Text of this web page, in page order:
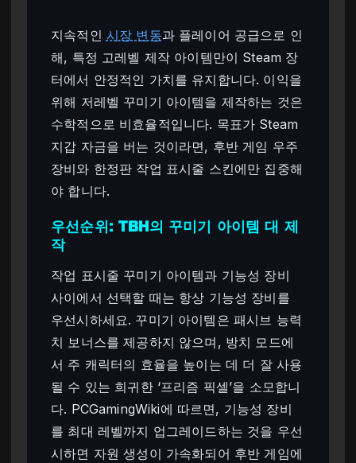
지속적인 시장 변동과 플레이어 공급으로 인
해, 특정 고레벨 제작 아이템만이 Steam 장
터에서 안정적인 가치를 유지합니다. 이익을
위해 저레벨 꾸미기 아이템을 제작하는 것은
수학적으로 비효율적입니다. 목표가 Steam
지갑 자금을 버는 것이라면, 후반 게임 우주
장비와 한정판 작업 표시줄 스킨에만 집중해
야 합니다.
우선순위: TBH의 꾸미기 아이템 대 제
작
작업 표시줄 꾸미기 아이템과 기능성 장비
사이에서 선택할 때는 항상 기능성 장비를
우선시하세요. 꾸미기 아이템은 패시브 능력
치 보너스를 제공하지 않으며, 방치 모드에
서 주 캐릭터의 효율을 높이는 데 더 잘 사용
될 수 있는 희귀한 ‘프리즘 픽셀’을 소모합니
다. PCGamingWiki에 따르면, 기능성 장비
를 최대 레벨까지 업그레이드하는 것을 우선
시하면 자원 생성이 가속화되어 후반 게임에